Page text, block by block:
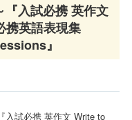
『入試必携 英作文
英語表現集
』
入試必携 英作文 Write to